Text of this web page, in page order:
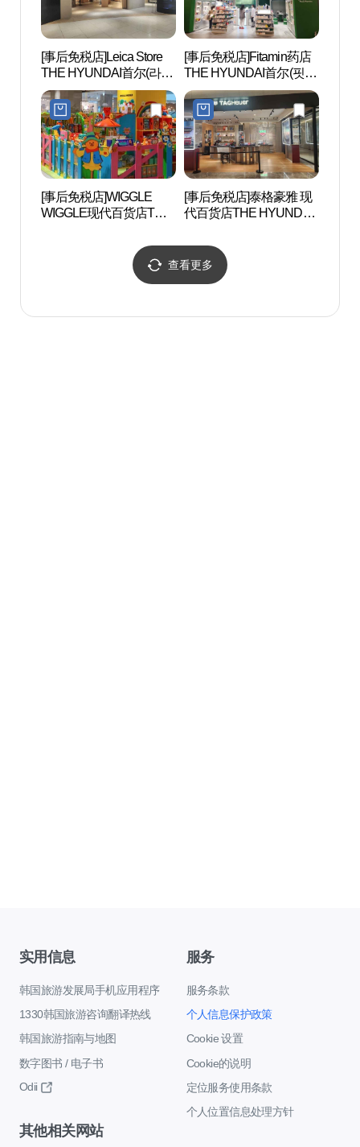
[事后免税店]Leica Store
THE HYUNDAI首尔(라이
카 스토어 현대백화점 더
현대 서울)
[事后免税店]Fitamin药店
THE HYUNDAI首尔(핏타
민 약국 현대백화점 더현
대 서울)
[事后免税店]WIGGLE
WIGGLE现代百货店THE
글 현대백화점 더현대 서
[事后免税店]泰格豪雅 现
代百货店THE HYUNDAI
백화점 더현대 서울)
查看更多
实用信息
韩国旅游发展局手机应用程序
1330韩国旅游咨询翻译热线
韩国旅游指南与地图
数字图书 / 电子书
Odii
服务
服务条款
个人信息保护政策
Cookie 设置
Cookie的说明
定位服务使用条款
个人位置信息处理方针
其他相关网站